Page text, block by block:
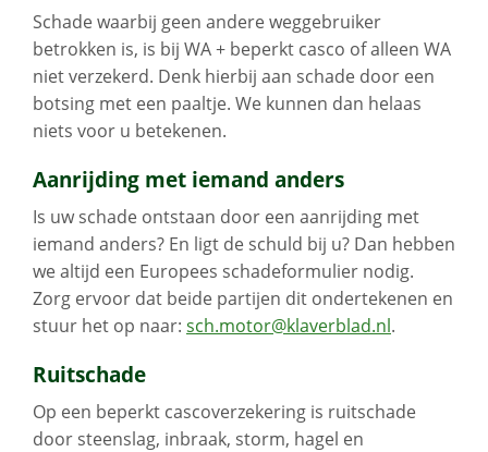
Schade waarbij geen andere weggebruiker
betrokken is, is bij WA + beperkt casco of alleen WA
niet verzekerd. Denk hierbij aan schade door een
botsing met een paaltje. We kunnen dan helaas
niets voor u betekenen.
Aanrijding met iemand anders
Is uw schade ontstaan door een aanrijding met
iemand anders? En ligt de schuld bij u? Dan hebben
we altijd een Europees schadeformulier nodig.
Zorg ervoor dat beide partijen dit ondertekenen en
stuur het op naar: sch.motor@klaverblad.nl.
Ruitschade
Op een beperkt cascoverzekering is ruitschade
door steenslag, inbraak, storm, hagel en